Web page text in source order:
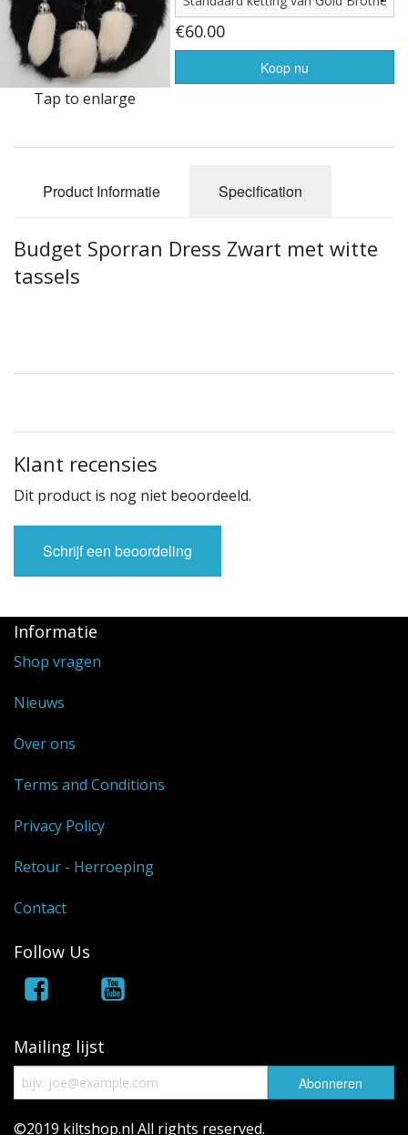
Tap to enlarge
€60.00
Koop nu
Product Informatie Specification
Budget Sporran Dress Zwart met witte
tassels
Klant recensies
Dit product is nog niet beoordeeld.
Schrijf een beoordeling
Informatie
Shop vragen
Nieuws
Over ons
Terms and Conditions
Privacy Policy
Retour - Herroeping
Contact
Follow Us
Mailing lijst
©2019 kiltshop.nl All rights reserved.